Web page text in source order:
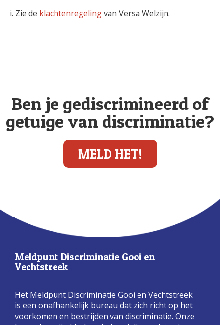
i. Zie de klachtenregelingvan Versa Welzijn.
Ben je gediscrimineerd of
getuige van discriminatie?
MELD HET!
Meldpunt Discriminatie Gooi en
Vechtstreek
Het Meldpunt Discriminatie Gooi en Vechtstreek
is een onafhankelijk bureau dat zich richt op het
voorkomen en bestrijden van discriminatie. Onze